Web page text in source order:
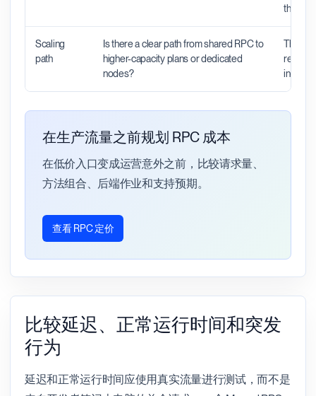
the
Scaling
path
Is there a clear path from shared RPC to
higher-capacity plans or dedicated
nodes?
The
rebuild
在生产流量之前规划 RPC 成本
在低价入口变成运营意外之前，比较请求量、
方法组合、后端作业和支持预期。
查看 RPC 定价
比较延迟、正常运行时间和突发
行为
延迟和正常运行时间应使用真实流量进行测试，而不是